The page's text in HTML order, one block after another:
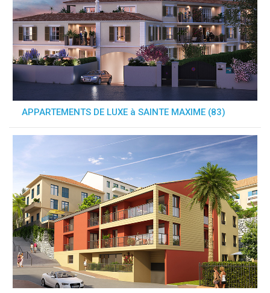
APPARTEMENTS DE LUXE à SAINTE MAXIME (83)